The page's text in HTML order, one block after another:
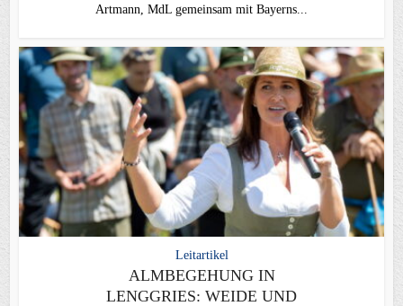
Artmann, MdL gemeinsam mit Bayerns...
Leitartikel
ALMBEGEHUNG IN
LENGGRIES: WEIDE UND